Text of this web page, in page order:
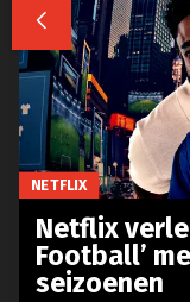

NETFLIX
Netflix
Football’
seizoenen